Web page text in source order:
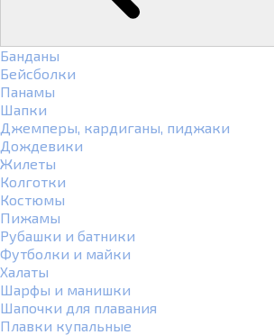
Банданы
Бейсболки
Панамы
Шапки
Джемперы, кардиганы, пиджаки
Дождевики
Жилеты
Колготки
Костюмы
Пижамы
Рубашки и батники
Футболки и майки
Халаты
Шарфы и манишки
Шапочки для плавания
Плавки купальные